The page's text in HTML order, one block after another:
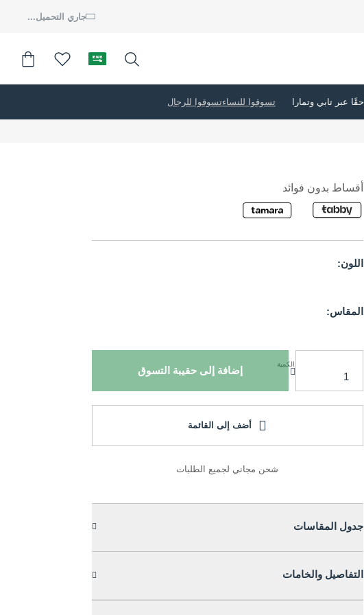
جاري التحميل...
تسوقوا للنساءتسوقوا للرجال
أقساط بدون فوائد
اللون:
المقاس:
الكمية
إضافة إلى حقيبة التسوق
أضف إلى القائمة
شحن مجاني لجميع الطلبات
جدول المقاسات
التفاصيل والخامات